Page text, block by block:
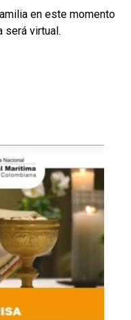
en este momento
será virtual.